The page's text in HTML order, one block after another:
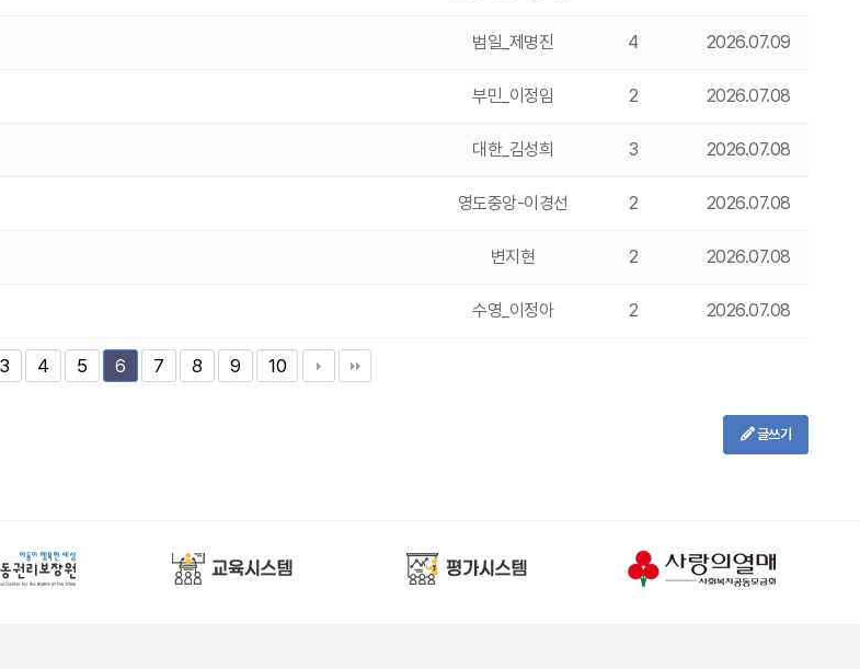
범일_제명진 4 2026.07.09
부민_이정임 2 2026.07.08
대한_김성희 3 2026.07.08
영도중앙-이경선 2 2026.07.08
변지현 2 2026.07.08
수영_이정아 2 2026.07.08
3 4 5 6 7 8 9 10
글쓰기